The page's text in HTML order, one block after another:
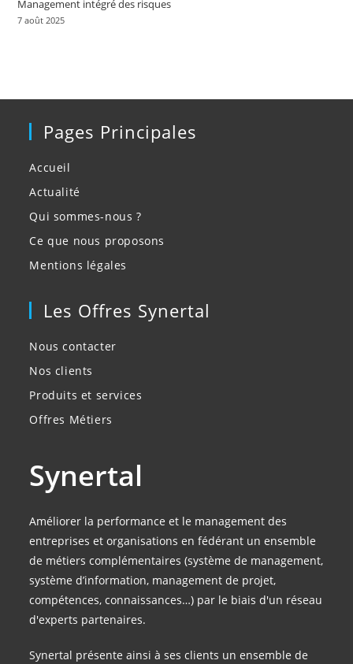
Management intégré des risques
7 août 2025
Pages Principales
Accueil
Actualité
Qui sommes-nous ?
Ce que nous proposons
Mentions légales
Les Offres Synertal
Nous contacter
Nos clients
Produits et services
Offres Métiers
Synertal
Améliorer la performance et le management des
entreprises et organisations en fédérant un ensemble
de métiers complémentaires (système de management,
système d’information, management de projet,
compétences, connaissances…) par le biais d'un réseau
d'experts partenaires.
Synertal présente ainsi à ses clients un ensemble de